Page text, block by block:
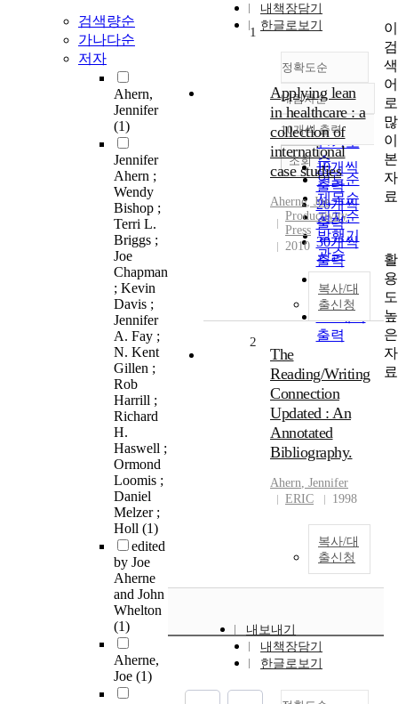
검색량순
가나다순
저자
Ahern,
Jennifer
(1)
Jennifer
Ahern ;
Wendy
Bishop ;
Terri L.
Briggs ;
Joe
Chapman
; Kevin
Davis ;
Jennifer
A. Fay ;
N. Kent
Gillen ;
Rob
Harrill ;
Richard
H.
Haswell ;
Ormond
Loomis ;
Daniel
Melzer ;
Holl (1)
edited
by Joe
Aherne
and John
Whelton
(1)
Aherne,
Joe (1)
내책장담기
한글로보기
정확도순
정확도
순
인기도
순
연도순
제목순
저자순
발행기
관순
내림차순
내림차순
10개씩 출력
10개씩
출력
20개씩
출력
30개씩
출력
50개씩
출력
100개씩
출력
조회
1
Applying lean
in healthcare : a
collection of
international
case studies
Aherne, Joe
Productivity
Press
2010
복사/대
출신청
2
The
Reading/Writing
Connection
Updated : An
Annotated
Bibliography.
Ahern, Jennifer
ERIC
1998
복사/대
출신청
내보내기
내책장담기
한글로보기
이
검
색
어
로
많
이
본
자
료
활
용
도
높
은
자
료